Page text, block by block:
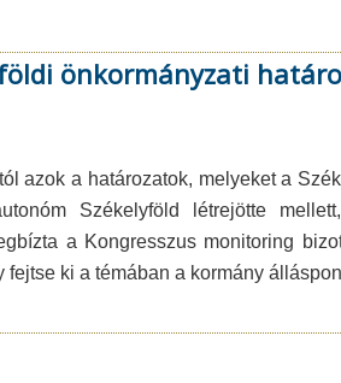
önkormányzati
azok a határozatok, melyeket a
Székelyföld létrejötte
a Kongresszus monitoring
ki a témában a kormány